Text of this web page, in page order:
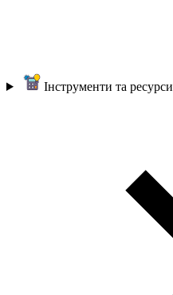
Інструменти та ресурси